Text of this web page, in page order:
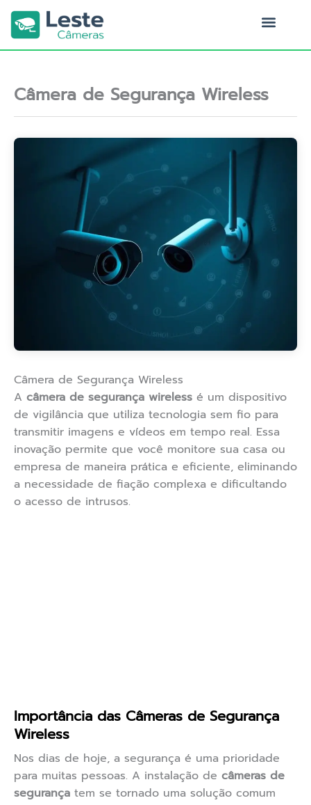
para
conteúdo
Câmera de Segurança Wireless
Câmera de Segurança Wireless
A câmera de segurança wireless é um dispositivo
de vigilância que utiliza tecnologia sem fio para
transmitir imagens e vídeos em tempo real. Essa
inovação permite que você monitore sua casa ou
empresa de maneira prática e eficiente, eliminando
a necessidade de fiação complexa e dificultando
o acesso de intrusos.
Importância das Câmeras de Segurança
Wireless
Nos dias de hoje, a segurança é uma prioridade
para muitas pessoas. A instalação de câmeras de
segurança tem se tornado uma solução comum